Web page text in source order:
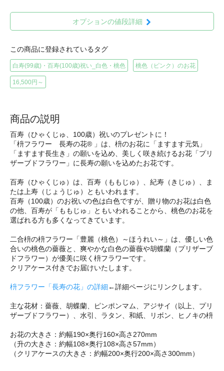
オプションの値段詳細
この商品に登録されているタグ
白寿(99歳)・百寿(100歳)祝い_白色・桃色 桃色（ピンク）のお花
16,500円～
商品の説明
百寿（ひゃくじゅ、100歳）祝いのプレゼントに！
「枡フラワー 長寿の花® 」は、枡のお花に「ますます元気」
「ますます長生き」の願いを込め、美しく咲き続けるお花「プリ
ザーブドフラワー」に長寿の願いを込めたお花です。
百寿（ひゃくじゅ）は、百寿（ももじゅ）、紀寿（きじゅ）、ま
たは上寿（じょうじゅ）ともいわれます。
百寿（100歳）のお祝いの色は白色ですが、贈り物のお花は白色
の他、百寿が「ももじゅ」ともいわれることから、桃色のお花を
選ばれる方も多くなってきています。
二合枡の枡フラワー「豊麗（桃色）～ほうれい～」は、優しい色
合いの桃色の薔薇と、爽やかな白色の薔薇や胡蝶蘭（プリザーブ
ドフラワー）が優美に咲く枡フラワーです。
クリアケース付きでお届けいたします。
枡フラワー「長寿の花」の詳細 ←詳細ページにリンクします。
主な花材：薔薇、胡蝶蘭、ピンポンマム、アジサイ（以上、プリ
ザーブドフラワー）、水引、ラタン、和紙、リボン、ヒノキの枡
お花の大きさ：約幅190×奥行160×高さ270mm
（升の大きさ：約幅108×奥行108×高さ57mm）
（クリアケースの大きさ：約幅200×奥行200×高さ300mm）